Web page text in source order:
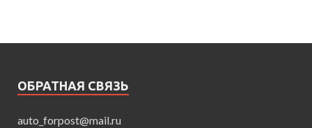
ОБРАТНАЯ СВЯЗЬ
auto_forpost@mail.ru